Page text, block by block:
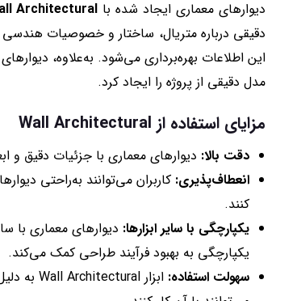
دیوارهای معماری ایجاد شده با Architectural
دقیقی درباره متریال، ساختار و خصوصیات هندسی
این اطلاعات بهره‌برداری می‌شود. به‌علاوه،
مدل دقیقی از پروژه را ایجاد کرد.
مزایای استفاده از Wall Architectural
دقت بالا: دیوارهای معماری با جزئیات دقیق
انعطاف‌پذیری: کاربران می‌توانند به‌راحتی
کنند.
یکپارچگی با سایر ابزارها: دیوارهای معماری با
یکپارچگی به بهبود فرآیند طراحی کمک می‌کند.
سهولت استفاده: